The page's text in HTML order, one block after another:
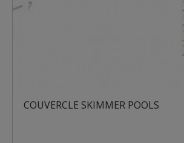
SKIMMER POOLS